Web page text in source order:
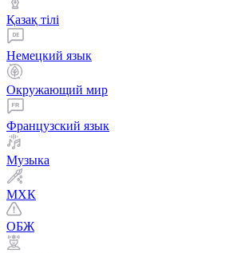
Қазақ тiлi
Немецкий язык
Окружающий мир
Французский язык
Музыка
МХК
ОБЖ